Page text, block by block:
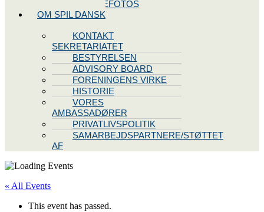
PRESSEFOTOS
OM SPIL DANSK
KONTAKT
SEKRETARIATET
BESTYRELSEN
ADVISORY BOARD
FORENINGENS VIRKE
HISTORIE
VORES
AMBASSADØRER
PRIVATLIVSPOLITIK
SAMARBEJDSPARTNERE/STØTTET
AF
« All Events
This event has passed.